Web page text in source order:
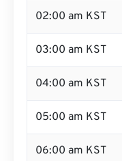
02:00 am KST
03:00 am KST
04:00 am KST
05:00 am KST
06:00 am KST